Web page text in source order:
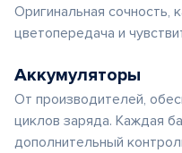
Оригинальная сочность,
цветопередача и
Аккумуляторы
От производителей,
циклов заряда. Каждая
дополнительный